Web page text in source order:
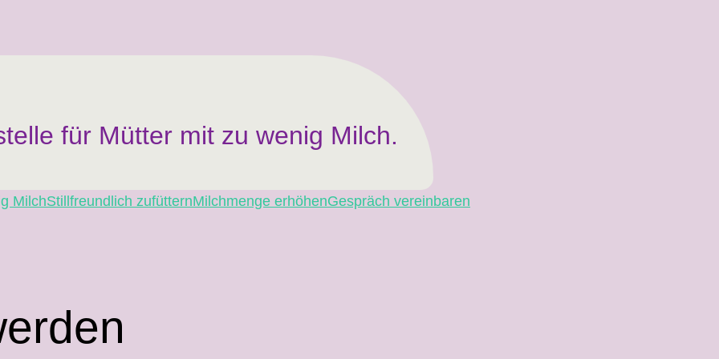
für Mütter mit zu wenig Milch.
MilchStillfreundlich zufütternMilchmenge erhöhenGespräch vereinbaren